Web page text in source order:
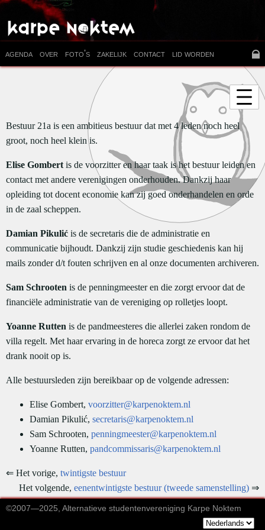
agenda over foto's zakelijk contact lid worden
Bestuur 21a is een ambitieus bestuur dat met 4 leden noch heel
groot, noch heel klein is.
Elise Gombert is de voorzitter en haar taak is het bestuur leiden en
contact met andere verenigingen onderhouden. Dankzij haar
opleiding tot docent economie kan zij goed onderhandelen en orde
in de zaal scheppen.
Damian Pikulić is de secretaris die de administratie en
communicatie bijhoudt. Dankzij zijn studie geschiedenis kan hij
mails zonder d/t fouten schrijven en al onze documenten archiveren.
Sam Schrooten is de penningmeester en die zorgt ervoor dat de
financiële administratie van de vereniging op rolletjes loopt.
Yoanne Rutten is de pandmeesteres die allerlei zaken rondom de
villa regelt. Met haar ervaring in de horeca zorgt ze ervoor dat het
drank nooit op is.
Alle bestuursleden zijn bereikbaar op de volgende adressen:
Elise Gombert, voorzitter@karpenoktem.nl
Damian Pikulić, secretaris@karpenoktem.nl
Sam Schrooten, penningmeester@karpenoktem.nl
Yoanne Rutten, pandcommissaris@karpenoktem.nl
⇐ Het vorige, twintigste bestuur
Het volgende, eenentwintigste bestuur (tweede samenstelling) ⇒
©2007—2025, Alternatieve studentenvereniging Karpe Noktem